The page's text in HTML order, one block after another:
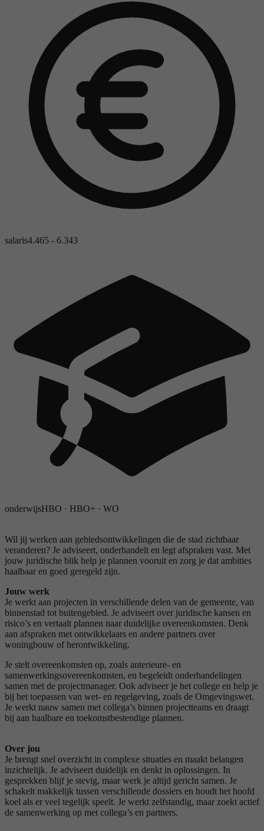
salaris4.465 - 6.343
onderwijsHBO · HBO+ · WO
Wil jij werken aan gebiedsontwikkelingen die de stad zichtbaar
veranderen? Je adviseert, onderhandelt en legt afspraken vast. Met
jouw juridische blik help je plannen vooruit en zorg je dat ambities
haalbaar en goed geregeld zijn.
Jouw werk
Je werkt aan projecten in verschillende delen van de gemeente, van
binnenstad tot buitengebied. Je adviseert over juridische kansen en
risico’s en vertaalt plannen naar duidelijke overeenkomsten. Denk
aan afspraken met ontwikkelaars en andere partners over
woningbouw of herontwikkeling.
Je stelt overeenkomsten op, zoals anterieure- en
samenwerkingsovereenkomsten, en begeleidt onderhandelingen
samen met de projectmanager. Ook adviseer je het college en help je
bij het toepassen van wet- en regelgeving, zoals de Omgevingswet.
Je werkt nauw samen met collega’s binnen projectteams en draagt
bij aan haalbare en toekomstbestendige plannen.
Over jou
Je brengt snel overzicht in complexe situaties en maakt belangen
inzichtelijk. Je adviseert duidelijk en denkt in oplossingen. In
gesprekken blijf je stevig, maar werk je altijd gericht samen. Je
schakelt makkelijk tussen verschillende dossiers en houdt het hoofd
koel als er veel tegelijk speelt. Je werkt zelfstandig, maar zoekt actief
de samenwerking op met collega’s en partners.